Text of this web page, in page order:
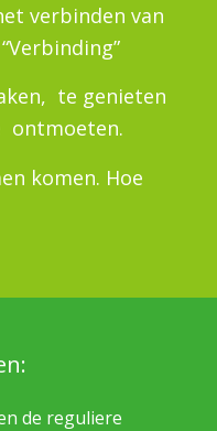
verbinden van
te genieten
ontmoeten.
komen. Hoe
de reguliere